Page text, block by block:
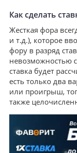
Как сделать
Жесткая фора
и т.д.), которое
фору в разряд
невозможностью
ставка будет
есть только два
или проигрыш,
также